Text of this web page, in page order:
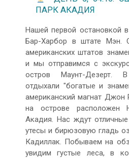
ПАРК АКАДИЯ
Нашей первой остановкой
Бар-Харбор в штате Мэн.
американских штатов
и мы отправимся с
остров Маунт-Дезерт.
отдыхали "богатые и
американский магнат Джон
на острове расположен
Акадия. Нас ждут
утесы и бирюзовую гладь
Кадиллак. Побываем на
увидим густые леса, в